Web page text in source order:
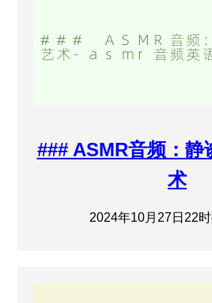
### ASMR音频：静
术
2024年10月27日22